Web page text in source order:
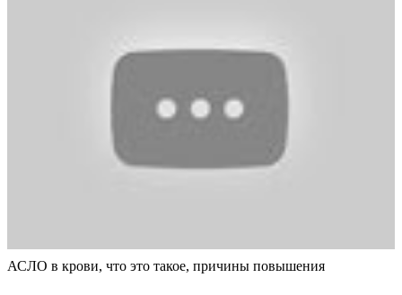
АСЛО в крови, что это такое, причины повышения